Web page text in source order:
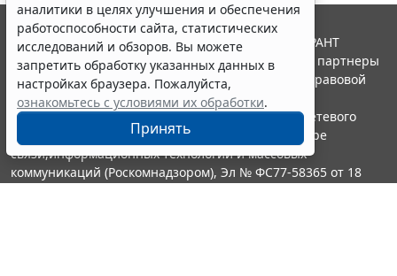
аналитики в целях улучшения и обеспечения
работоспособности сайта, статистических
исследований и обзоров. Вы можете
запретить обработку указанных данных в
настройках браузера. Пожалуйста,
ознакомьтесь с условиями их обработки.
Принять
© ООО "НПП "ГАРАНТ-СЕРВИС", 2026. Система ГАРАНТ
выпускается с 1990 года. Компания "Гарант" и ее партнеры
являются участниками Российской ассоциации правовой
информации ГАРАНТ.
Портал ГАРАНТ.РУ зарегистрирован в качестве сетевого
издания Федеральной службой по надзору в сфере
связи,информационных технологий и массовых
коммуникаций (Роскомнадзором), Эл № ФС77-58365 от 18